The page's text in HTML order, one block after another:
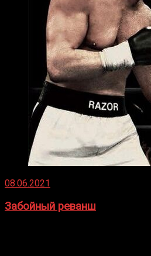
08.06.2021
Забойный реванш